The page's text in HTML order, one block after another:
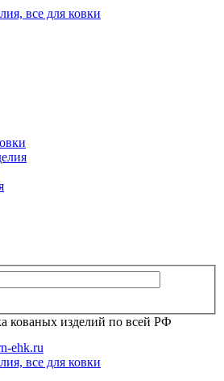
кованых изделий по всей РФ
ehk.ru